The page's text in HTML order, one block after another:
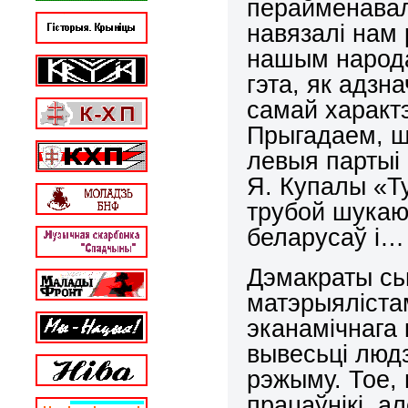
навязалі
нашым
гэта, як
самай
Прыгадаем,
левыя партыі
Я. Купалы
трубой
беларусаў
Дэмакраты
эканамічнага
вывесьці
рэжыму. Тое,